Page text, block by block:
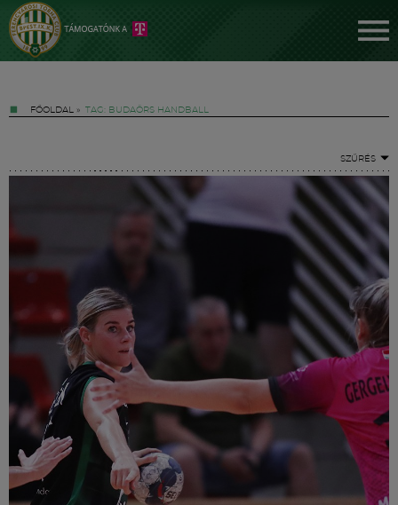
FŐOLDAL » TAG: BUDAÖRS HANDBALL
SZŰRÉS
Jegyek
FM YouTube +
Hírek
Labdarúgás
Szakosztályok